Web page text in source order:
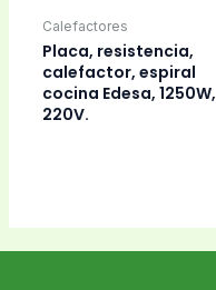
Calefactores
Placa, resistencia,
calefactor, espiral
cocina Edesa, 1250W,
220V.